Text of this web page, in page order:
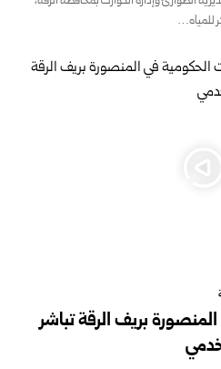
للمياه…
بريف الرقة تباشر